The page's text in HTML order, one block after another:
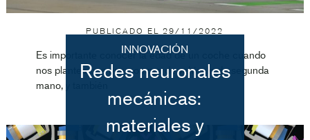
PUBLICADO EL29/11/2022
Es importante conocer la edad de un coche cuando
nos planteamos una compra de vehículo de segunda
mano, y también
INNOVACIÓN
Redes neuronales
mecánicas:
materiales y